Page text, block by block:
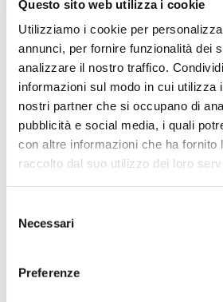
Questo sito web utilizza i cookie
Utilizziamo i cookie per
annunci, per fornire funzionalità dei
analizzare il nostro traffico.
informazioni sul modo in cui utilizza
nostri partner che si occupano di
pubblicità e social media, i quali
con altre informazioni che ha fornito
raccolto dal suo utilizzo dei loro
delNecessari
Preferenze
WOW Touch Shower